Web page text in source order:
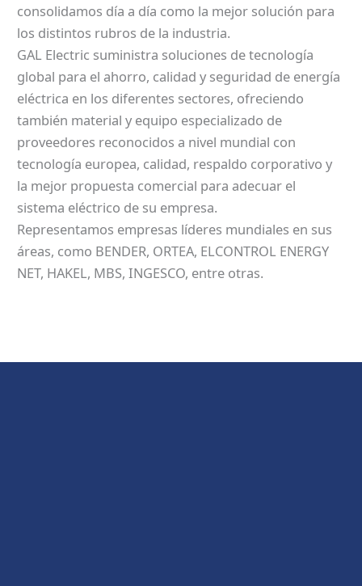
consolidamos día a día como la mejor solución para
los distintos rubros de la industria.
GAL Electric suministra soluciones de tecnología
global para el ahorro, calidad y seguridad de energía
eléctrica en los diferentes sectores, ofreciendo
también material y equipo especializado de
proveedores reconocidos a nivel mundial con
tecnología europea, calidad, respaldo corporativo y
la mejor propuesta comercial para adecuar el
sistema eléctrico de su empresa.
Representamos empresas líderes mundiales en sus
áreas, como BENDER, ORTEA, ELCONTROL ENERGY
NET, HAKEL, MBS, INGESCO, entre otras.